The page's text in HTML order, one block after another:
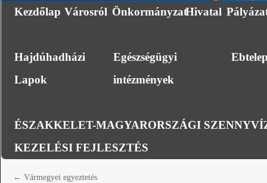
Kezdőlap Városról ÖnkormányzatHivatal
Hajdúhadházi
Lapok
Egészségügyi
intézmények
ÉSZAKKELET-MAGYARORSZÁGI
KEZELÉSI FEJLESZTÉS
← Vármegyei egyeztetés